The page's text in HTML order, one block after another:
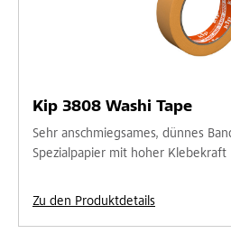
Kip 3808 Washi Tape
Sehr anschmiegsames, dünnes
Spezialpapier mit hoher Klebekraft
Zu den Produktdetails